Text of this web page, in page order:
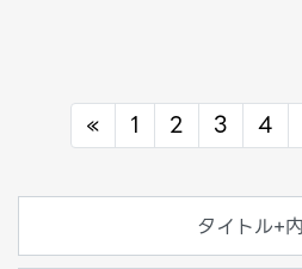
«Previous
1 2 3 4